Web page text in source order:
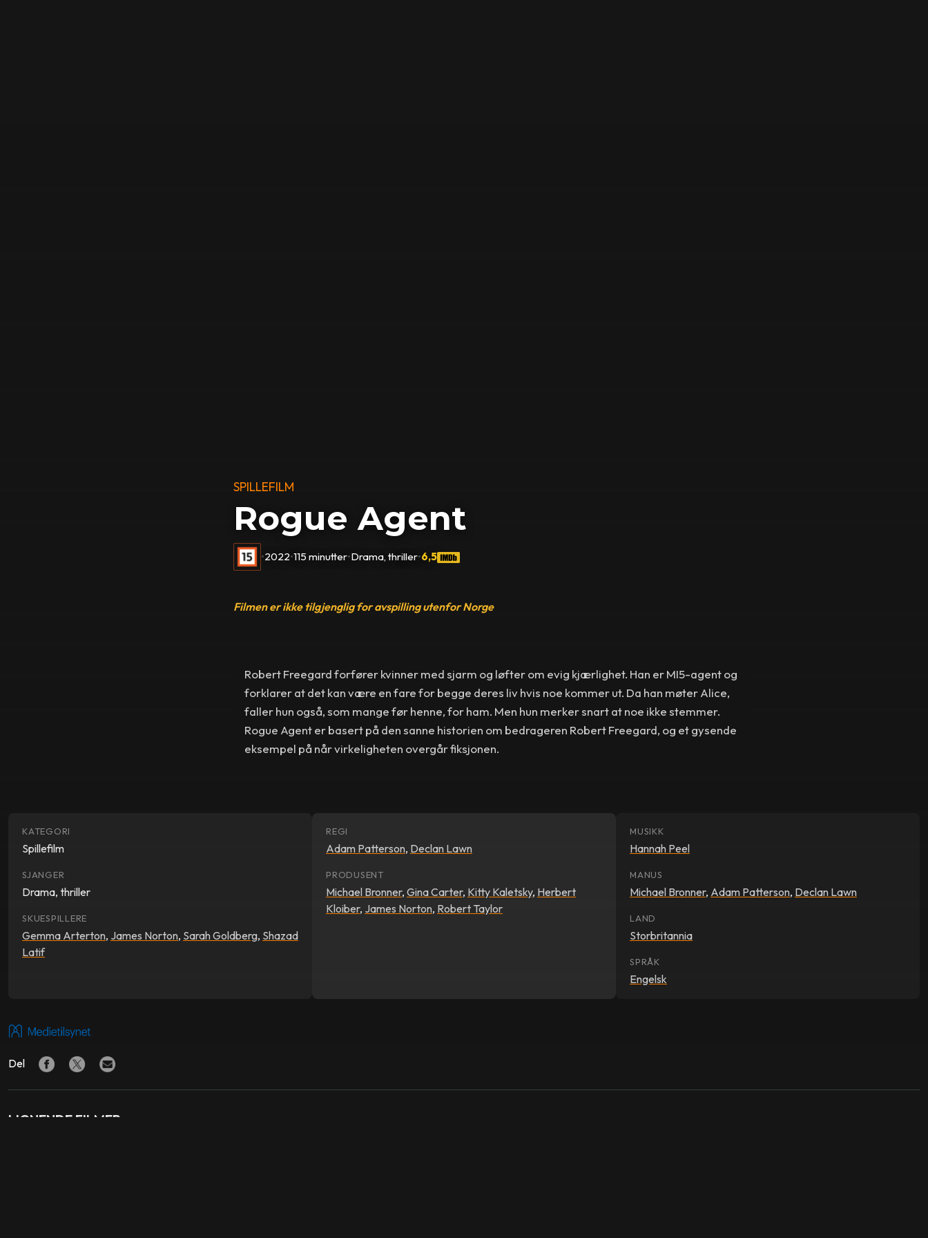
SPILLEFILM
Rogue Agent
•2022•115 minutter•Drama, thriller•6,5
Filmen er ikke tilgjenglig for avspilling utenfor Norge
Robert Freegard forfører kvinner med sjarm og løfter om evig kjærlighet. Han er MI5-agent og
forklarer at det kan være en fare for begge deres liv hvis noe kommer ut. Da han møter Alice,
faller hun også, som mange før henne, for ham. Men hun merker snart at noe ikke stemmer.
Rogue Agent er basert på den sanne historien om bedrageren Robert Freegard, og et gysende
eksempel på når virkeligheten overgår fiksjonen.
KATEGORI
Spillefilm
SJANGER
Drama, thriller
SKUESPILLERE
Gemma Arterton, James Norton, Sarah Goldberg, Shazad
Latif
REGI
Adam Patterson, Declan Lawn
PRODUSENT
Michael Bronner, Gina Carter, Kitty Kaletsky, Herbert
Kloiber, James Norton, Robert Taylor
MUSIKK
Hannah Peel
MANUS
Michael Bronner, Adam Patterson, Declan Lawn
LAND
Storbritannia
SPRÅK
Engelsk
Del
LIGNENDE FILMER